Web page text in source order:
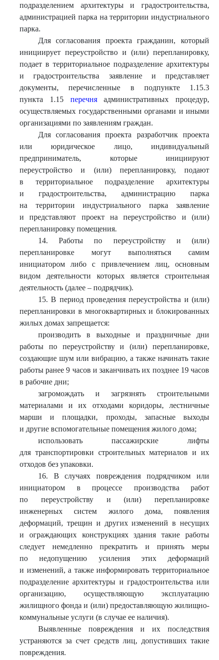
подразделением архитектуры и градостроительства,
администрацией парка на территории индустриального
парка.
Для согласования проекта гражданин, который
инициирует переустройство и (или) перепланировку,
подает в территориальное подразделение архитектуры
и градостроительства заявление и представляет
документы, перечисленные в подпункте 1.15.3
пункта 1.15 перечняадминистративных процедур,
осуществляемых государственными органами и иными
организациями по заявлениям граждан.
Для согласования проекта разработчик проекта
или юридическое лицо, индивидуальный
предприниматель, которые инициируют
переустройство и (или) перепланировку, подают
в территориальное подразделение архитектуры
и градостроительства, администрацию парка
на территории индустриального парка заявление
и представляют проект на переустройство и (или)
перепланировку помещения.
14. Работы по переустройству и (или)
перепланировке могут выполняться самим
инициатором либо с привлечением лиц, основным
видом деятельности которых является строительная
деятельность (далее – подрядчик).
15. В период проведения переустройства и (или)
перепланировки в многоквартирных и блокированных
жилых домах запрещается:
производить в выходные и праздничные дни
работы по переустройству и (или) перепланировке,
создающие шум или вибрацию, а также начинать такие
работы ранее 9 часов и заканчивать их позднее 19 часов
в рабочие дни;
загромождать и загрязнять строительными
материалами и их отходами коридоры, лестничные
марши и площадки, проходы, запасные выходы
и другие вспомогательные помещения жилого дома;
использовать пассажирские лифты
для транспортировки строительных материалов и их
отходов без упаковки.
16. В случаях повреждения подрядчиком или
инициатором в процессе производства работ
по переустройству и (или) перепланировке
инженерных систем жилого дома, появления
деформаций, трещин и других изменений в несущих
и ограждающих конструкциях здания такие работы
следует немедленно прекратить и принять меры
по недопущению усиления этих деформаций
и изменений, а также информировать территориальное
подразделение архитектуры и градостроительства или
организацию, осуществляющую эксплуатацию
жилищного фонда и (или) предоставляющую жилищно-
коммунальные услуги (в случае ее наличия).
Выявленные повреждения и их последствия
устраняются за счет средств лиц, допустивших такие
повреждения.